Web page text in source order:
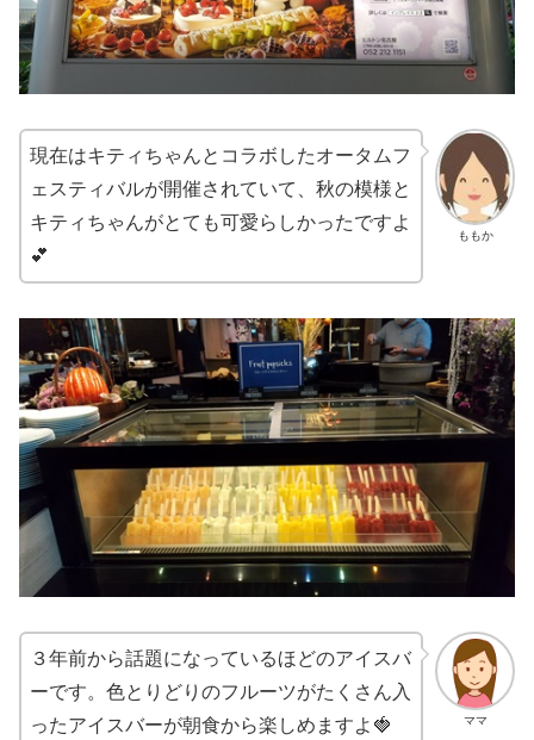
ももか
現在はキティちゃんとコラボしたオータムフ
ェスティバルが開催されていて、秋の模様と
キティちゃんがとても可愛らしかったですよ
💕
ママ
３年前から話題になっているほどのアイスバ
ーです。色とりどりのフルーツがたくさん入
ったアイスバーが朝食から楽しめますよ🍓